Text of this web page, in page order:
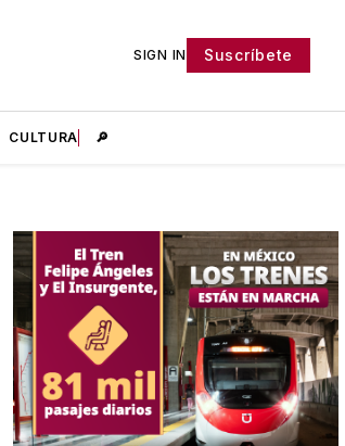
SIGN IN Suscríbete
CULTURA 🔎